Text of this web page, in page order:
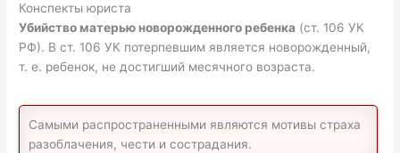
Конспекты юриста
Убийство матерью новорожденного ребенка (ст. 106 УК
РФ). В ст. 106 УК потерпевшим является новорожденный,
т. е. ребенок, не достигший месячного возраста.
Самыми распространенными являются мотивы страха
разоблачения, чести и сострадания.